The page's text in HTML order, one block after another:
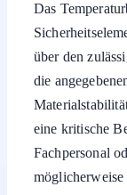
Das
über den
die
eine kritische
Fachpersonal